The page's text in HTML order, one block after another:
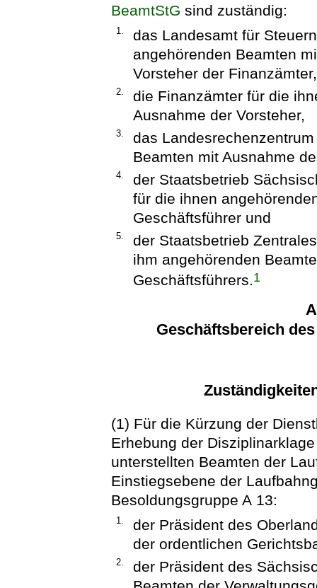
BeamtStG sind zuständig:
1.
das Landesamt für
angehörenden Beamten
Vorsteher der Finanzämter,
2.
die Finanzämter für die
Ausnahme der Vorsteher,
3.
das
Beamten mit Ausnahme
4.
der Staatsbetrieb
für die ihnen
Geschäftsführer und
5.
der Staatsbetrieb
ihm angehörenden
Geschäftsführers.1
Geschäftsbereich
(1) Für die Kürzung der
Erhebung der
unterstellten Beamten der
Einstiegsebene der
Besoldungsgruppe A 13:
1.
der Präsident des
der ordentlichen
2.
der Präsident des